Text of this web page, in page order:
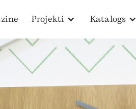
Projekti Katalogs